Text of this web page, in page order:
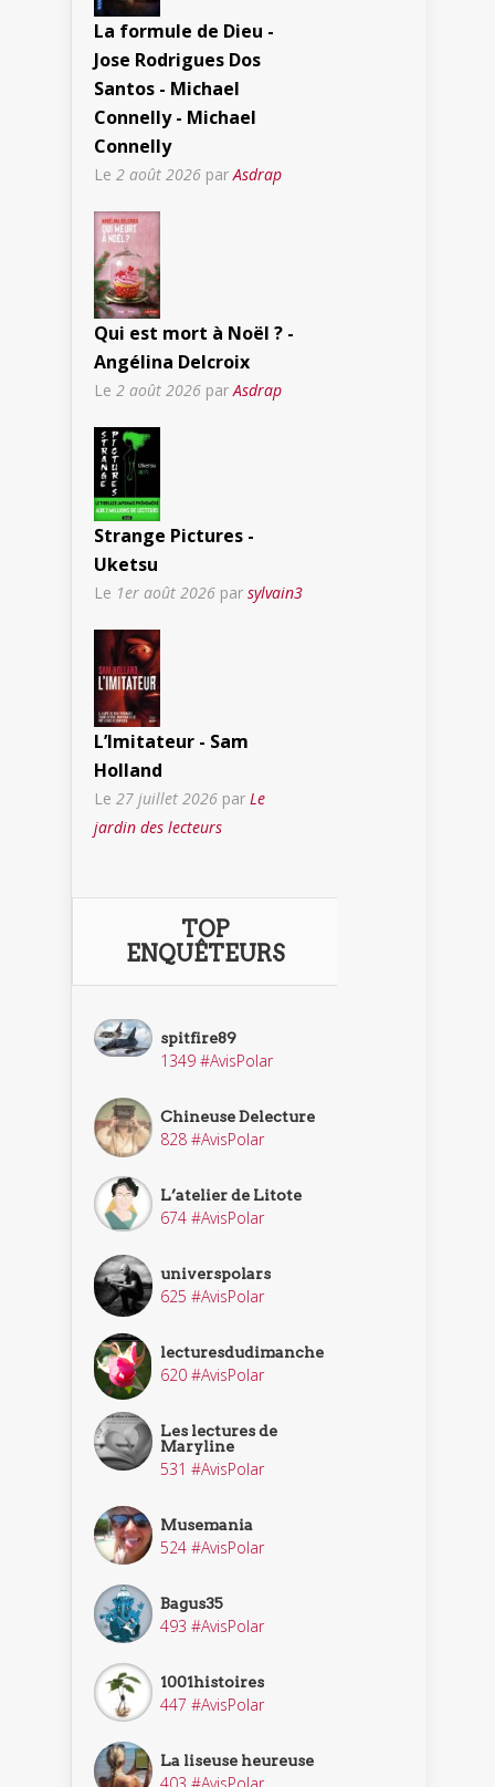
La formule de Dieu -
Jose Rodrigues Dos
Santos - Michael
Connelly - Michael
Connelly
Le 2 août 2026 parAsdrap
Qui est mort à Noël ? -
Angélina Delcroix
Le 2 août 2026 parAsdrap
Strange Pictures -
Uketsu
Le 1er août 2026 par sylvain3
L’Imitateur - Sam
Holland
Le 27 juillet 2026 par Le
jardin des lecteurs
TOP
ENQUÊTEURS
spitfire89
1349 #AvisPolar
Chineuse Delecture
828 #AvisPolar
L’atelier de Litote
674 #AvisPolar
universpolars
625 #AvisPolar
lecturesdudimanche
620 #AvisPolar
Les lectures de
Maryline
531 #AvisPolar
Musemania
524 #AvisPolar
Bagus35
493 #AvisPolar
1001histoires
447 #AvisPolar
La liseuse heureuse